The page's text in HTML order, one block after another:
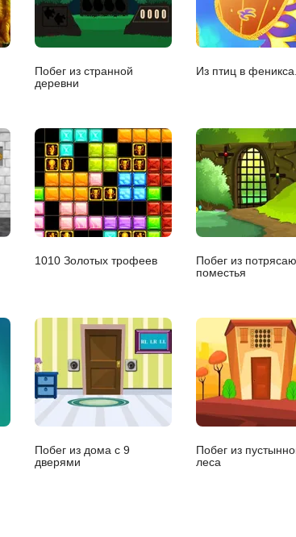
Побег из странной
деревни
Из птиц в
1010 Золотых трофеев
Побег из
поместья
Побег из дома с 9
дверями
Побег из
леса